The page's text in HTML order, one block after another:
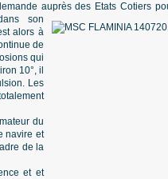
auprès des Etats Cotiers
son
alors à
de
qui
10°, il
Les
du
navire et
de la
et et